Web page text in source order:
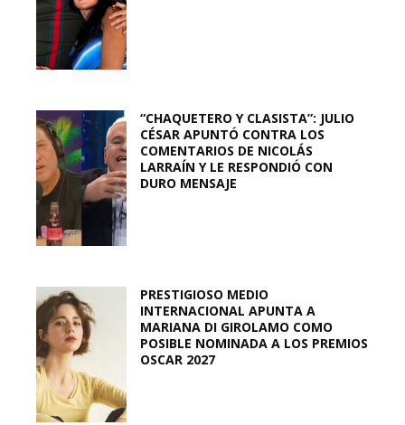
“CHAQUETERO Y CLASISTA”: JULIO
CÉSAR APUNTÓ CONTRA LOS
COMENTARIOS DE NICOLÁS
LARRAÍN Y LE RESPONDIÓ CON
DURO MENSAJE
PRESTIGIOSO MEDIO
INTERNACIONAL APUNTA A
MARIANA DI GIROLAMO COMO
POSIBLE NOMINADA A LOS PREMIOS
OSCAR 2027